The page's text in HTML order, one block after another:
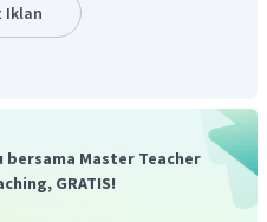
Iklan
bersama Master Teacher
GRATIS!